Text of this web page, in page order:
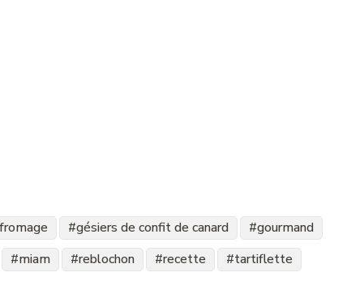
fromage gésiers de confit de canard
gourmand
miam reblochon recette tartiflette